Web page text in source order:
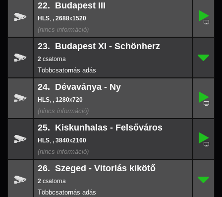
22.
22. Budapest III
, , 2688x1520
,
2688x
23.
23. Budapest XI - Schönherz
2
24.
24. Dévaványa - Ny
, , 1280x720
,
1280x
25.
25. Kiskunhalas - Felsőváros
, , 3840x2160
,
3840x
26.
26. Szeged - Vitorlás kikötő
2